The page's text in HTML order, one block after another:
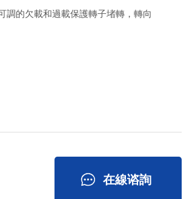
調的欠載和過載保護轉子堵轉，轉向
在線谘詢